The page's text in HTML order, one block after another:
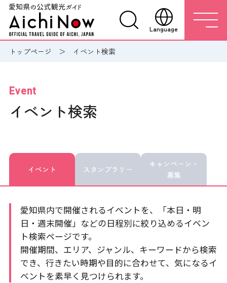
Language
トップページ イベント検索
Event
イベント検索
イベント スタンプラリー
キャンペーン・
募集
愛知県内で開催されるイベントを、「本日・明
日・週末開催」などの日程別に絞り込めるイベン
ト検索ページです。
開催期間、エリア、ジャンル、キーワードから検索
でき、行きたい時期や目的に合わせて、気になるイ
ベントを素早く見つけられます。